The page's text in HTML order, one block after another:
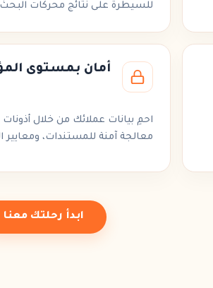
للسيطرة على نتائج محركات البحث
أمان بمستوى
احمِ بيانات عملائك من خلال
معالجة آمنة للمستندات، ومعايير
ابدأ رحلتك معنا